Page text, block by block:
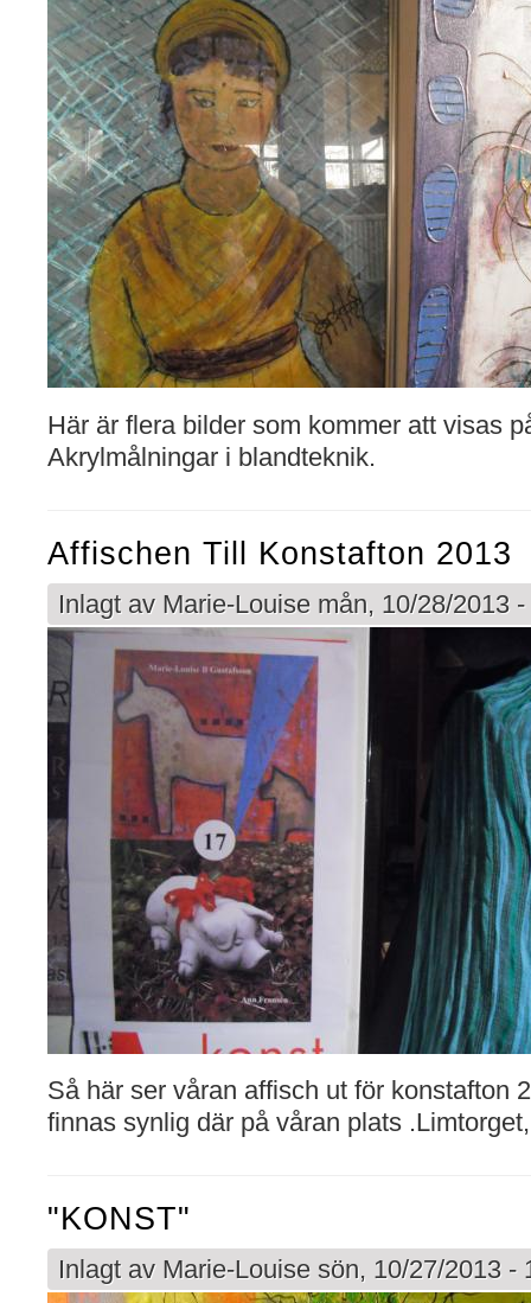
Här är flera bilder som kommer att visas
Akrylmålningar i blandteknik.
Affischen Till Konstafton 2013
Inlagt av Marie-Louise mån, 10/28/2013
Så här ser våran affisch ut för konstafton
finnas synlig där på våran plats
"KONST"
Inlagt av Marie-Louise sön, 10/27/2013 -